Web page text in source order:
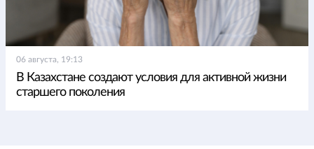
06 августа, 19:13
В Казахстане создают условия для активной жизни
старшего поколения